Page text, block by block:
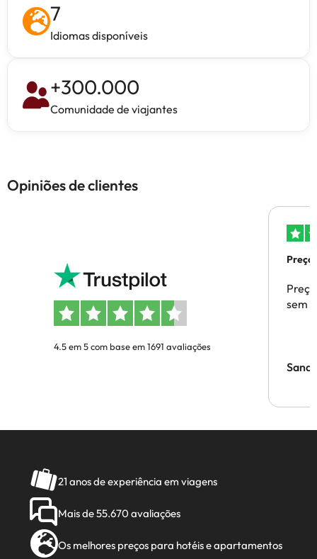
7
Idiomas disponíveis
+300.000
Comunidade de viajantes
Opiniões de clientes
4.5 em 5 com base em 1691 avaliações
sem
21 anos de experiência em viagens
Mais de 55.670 avaliações
Os melhores preços para hotéis e apartamentos